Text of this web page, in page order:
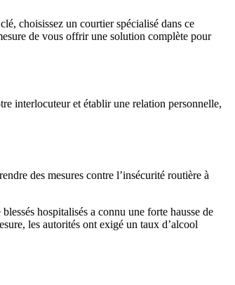
choisissez un courtier spécialisé dans ce
de vous offrir une solution complète pour
interlocuteur et établir une relation personnelle,
des mesures contre l’insécurité routière à
hospitalisés a connu une forte hausse de
les autorités ont exigé un taux d’alcool